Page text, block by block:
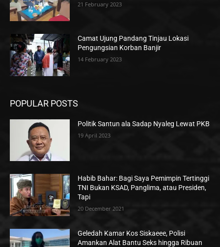
21 February 2023
Camat Ujung Pandang Tinjau Lokasi
Pengungsian Korban Banjir
14 February 2023
POPULAR POSTS
Politik Santun ala Sadap Nyaleg Lewat PKB
19 April 2023
Habib Bahar: Bagi Saya Pemimpin Tertinggi
TNI Bukan KSAD, Panglima, atau Presiden,
Tapi
20 December 2021
Geledah Kamar Kos Siskaeee, Polisi
Amankan Alat Bantu Seks hingga Ribuan